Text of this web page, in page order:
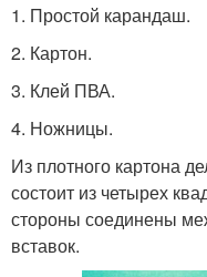
1. Простой карандаш.
2. Картон.
3. Клей ПВА.
4. Ножницы.
Из плотного картона
состоит из четырех
стороны соединены
вставок.